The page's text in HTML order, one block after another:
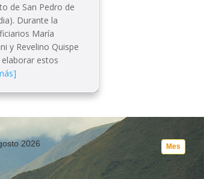
de San Pedro de
Durante la
María
y Revelino Quispe
estos
Mes
2026